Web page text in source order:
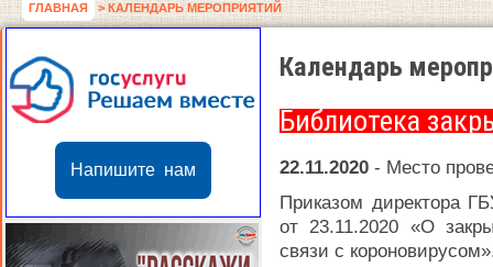
ГЛАВНАЯ > КАЛЕНДАРЬ МЕРОПРИЯТИЙ
Напишите нам
Календарь
Библиотека
22.11.2020 - Место
Приказом директора
от 23.11.2020 «О
связи с